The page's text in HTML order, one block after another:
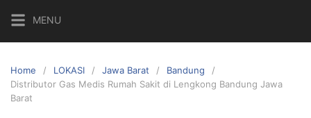
MENU
Home LOKASI Jawa Barat
Bandung
Distributor Gas Medis Rumah Sakit di Lengkong Bandung Jawa
Barat